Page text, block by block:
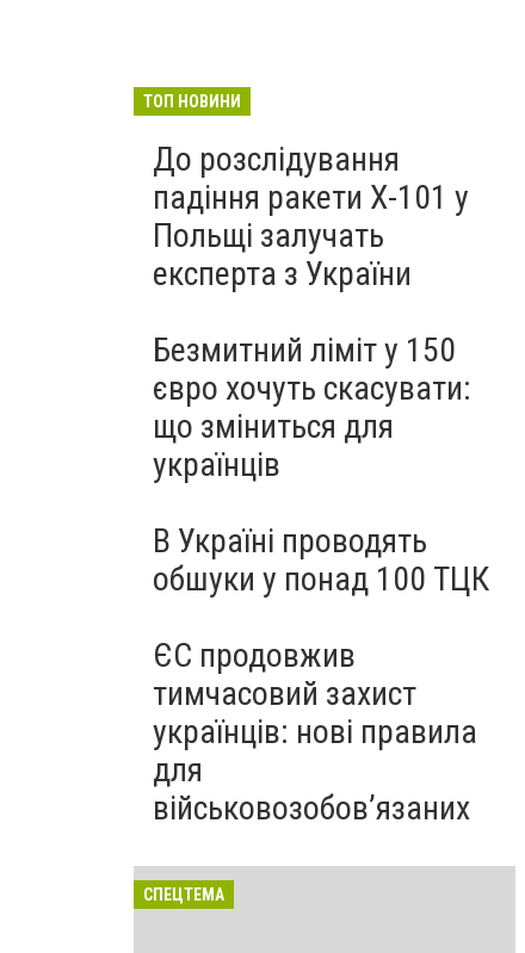
ТОП НОВИНИ
До розслідування
падіння ракети Х-101 у
Польщі залучать
експерта з України
Безмитний ліміт у 150
євро хочуть скасувати:
що зміниться для
українців
В Україні проводять
обшуки у понад 100 ТЦК
ЄС продовжив
тимчасовий захист
українців: нові правила
для
військовозобов’язаних
СПЕЦТЕМА